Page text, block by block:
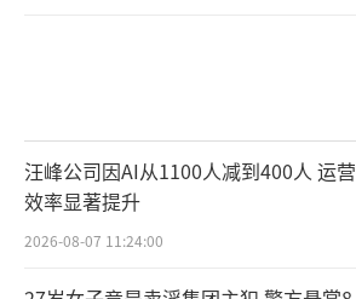
汪峰公司因AI从1100人减到400人 运营
效率显著提升
2026-08-07 11:24:00